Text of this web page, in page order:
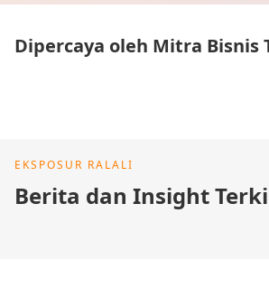
Dipercaya oleh Mitra Bisnis
EKSPOSUR RALALI
Berita dan Insight